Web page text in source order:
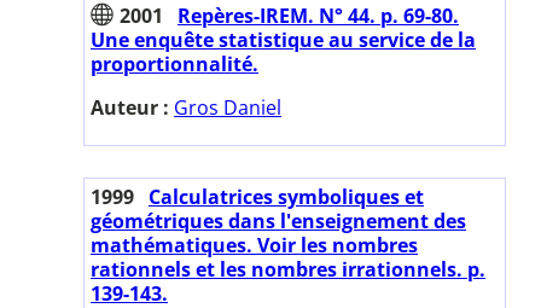
2001
Repères-IREM. N° 44. p. 69-80.
Une enquête statistique au service de la
proportionnalité.
Auteur : Gros Daniel
1999 Calculatrices symboliques et
géométriques dans l'enseignement des
mathématiques. Voir les nombres
rationnels et les nombres irrationnels. p.
139-143.